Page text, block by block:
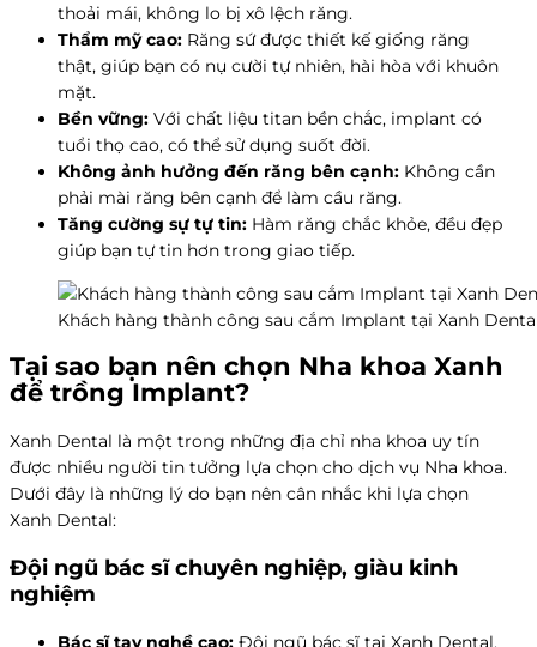
thoải mái, không lo bị xô lệch răng.
Thẩm mỹ cao: Răng sứ được thiết kế giống răng
thật, giúp bạn có nụ cười tự nhiên, hài hòa với khuôn
mặt.
Bền vững: Với chất liệu titan bền chắc, implant có
tuổi thọ cao, có thể sử dụng suốt đời.
Không ảnh hưởng đến răng bên cạnh: Không cần
phải mài răng bên cạnh để làm cầu răng.
Tăng cường sự tự tin: Hàm răng chắc khỏe, đều đẹp
giúp bạn tự tin hơn trong giao tiếp.
Khách hàng thành công sau cắm Implant tại Xanh
Tại sao bạn nên chọn Nha khoa Xanh
để trồng Implant?
Xanh Dental là một trong những địa chỉ nha khoa uy tín
được nhiều người tin tưởng lựa chọn cho dịch vụ Nha khoa.
Dưới đây là những lý do bạn nên cân nhắc khi lựa chọn
Xanh Dental:
Đội ngũ bác sĩ chuyên nghiệp, giàu kinh
nghiệm
Bác sĩ tay nghề cao: Đội ngũ bác sĩ tại Xanh Dental,